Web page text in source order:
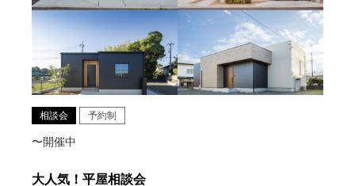
相談会 予約制
〜開催中
大人気！平屋相談会